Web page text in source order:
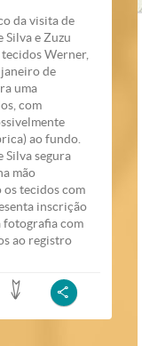
da visita de
Silva e Zuzu
Werner,
de
uma
com
ao fundo.
Silva segura
mão
os tecidos com
inscrição
fotografia com
ao registro